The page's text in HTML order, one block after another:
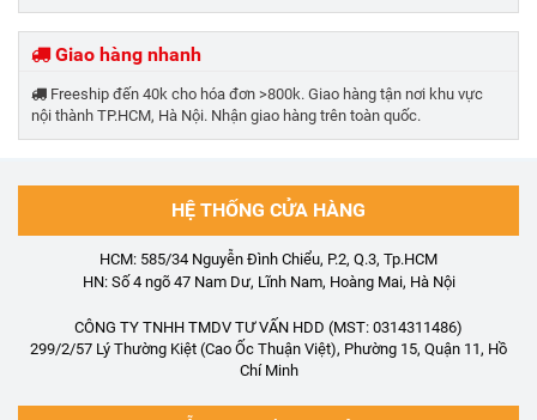
Giao hàng nhanh
Freeship đến 40k cho hóa đơn >800k. Giao hàng tận nơi khu vực
nội thành TP.HCM, Hà Nội. Nhận giao hàng trên toàn quốc.
HỆ THỐNG CỬA HÀNG
HCM: 585/34 Nguyễn Đình Chiểu, P.2, Q.3, Tp.HCM
HN: Số 4 ngõ 47 Nam Dư, Lĩnh Nam, Hoàng Mai, Hà Nội
CÔNG TY TNHH TMDV TƯ VẤN HDD (MST: 0314311486)
299/2/57 Lý Thường Kiệt (Cao Ốc Thuận Việt), Phường 15, Quận 11, Hồ
Chí Minh